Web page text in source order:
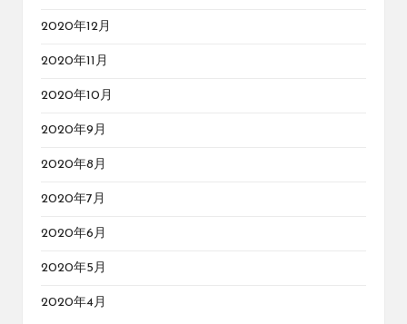
2020年12月
2020年11月
2020年10月
2020年9月
2020年8月
2020年7月
2020年6月
2020年5月
2020年4月